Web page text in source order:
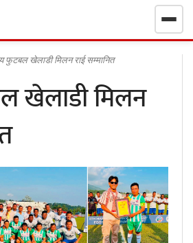
फुटबल खेलाडी मिलन राई सम्मानित
खेलाडी मिलन